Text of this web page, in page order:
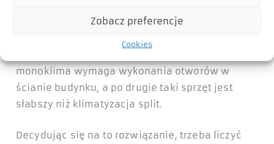
Zobacz preferencje
Cookies
Warto rozważyć zakup takiego sprzętu, choć ma
monoklima wymaga wykonania otworów w
ścianie budynku, a po drugie taki sprzęt jest
słabszy niż klimatyzacja split.
Decydując się na to rozwiązanie, trzeba liczyć